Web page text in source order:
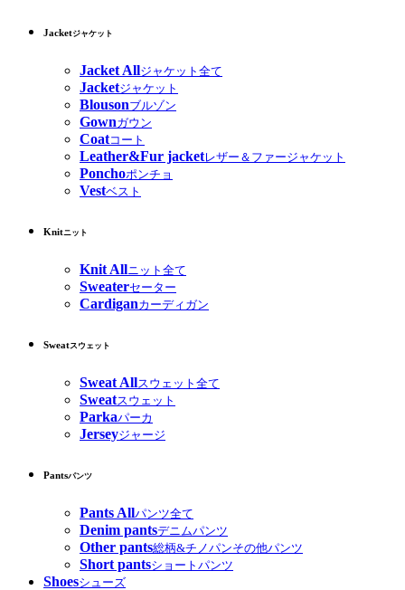
Jacketジャケット
Jacket Allジャケット全て
Jacketジャケット
Blousonブルゾン
Gownガウン
Coatコート
Leather&Fur jacketレザー＆ファージャケット
Ponchoポンチョ
Vestベスト
Knitニット
Knit Allニット全て
Sweaterセーター
Cardiganカーディガン
Sweatスウェット
Sweat Allスウェット全て
Sweatスウェット
Parkaパーカ
Jerseyジャージ
Pantsパンツ
Pants Allパンツ全て
Denim pantsデニムパンツ
Other pants総柄&チノパンその他パンツ
Short pantsショートパンツ
Shoesシューズ